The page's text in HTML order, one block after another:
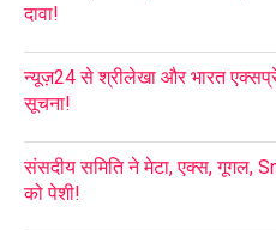
दावा!
न्यूज़24 से श्रीलेखा और भारत
सूचना!
संसदीय समिति ने मेटा, एक्स, गूगल,
को पेशी!